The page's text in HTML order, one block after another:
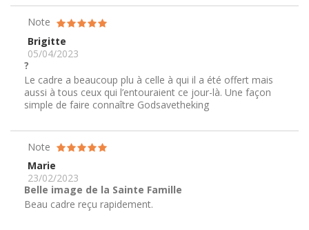
Note
Brigitte
05/04/2023
?
Le cadre a beaucoup plu à celle à qui il a été offert mais
aussi à tous ceux qui l’entouraient ce jour-là. Une façon
simple de faire connaître Godsavetheking
Note
Marie
23/02/2023
Belle image de la Sainte Famille
Beau cadre reçu rapidement.